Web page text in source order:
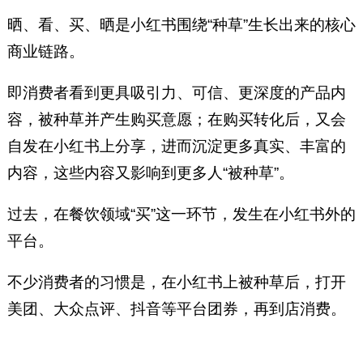
晒、看、买、晒是小红书围绕“种草”生长出来的核心
商业链路。
即消费者看到更具吸引力、可信、更深度的产品内
容，被种草并产生购买意愿；在购买转化后，又会
自发在小红书上分享，进而沉淀更多真实、丰富的
内容，这些内容又影响到更多人“被种草”。
过去，在餐饮领域“买”这一环节，发生在小红书外的
平台。
不少消费者的习惯是，在小红书上被种草后，打开
美团、大众点评、抖音等平台团券，再到店消费。